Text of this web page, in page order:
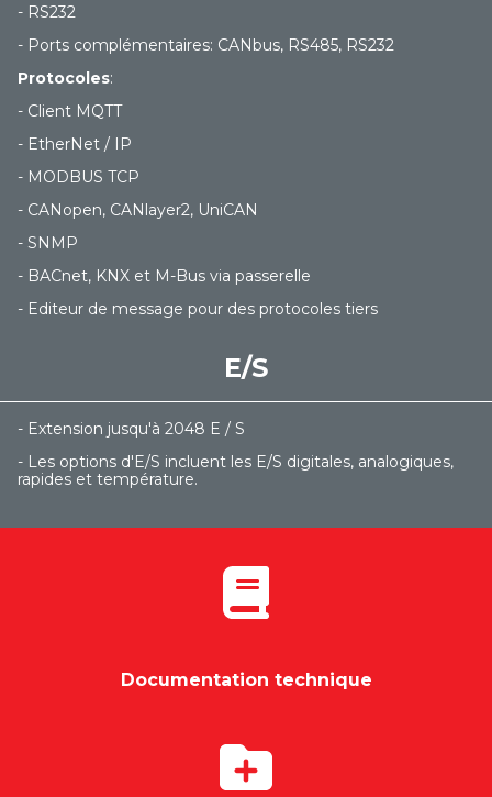
- RS232
- Ports complémentaires: CANbus, RS485, RS232
Protocoles:
- Client MQTT
- EtherNet / IP
- MODBUS TCP
- CANopen, CANlayer2, UniCAN
- SNMP
- BACnet, KNX et M-Bus via passerelle
- Editeur de message pour des protocoles tiers
E/S
- Extension jusqu'à 2048 E / S
- Les options d'E/S incluent les E/S digitales, analogiques,
rapides et température.
Documentation technique